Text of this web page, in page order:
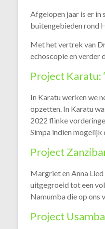
Afgelopen jaar is er in
buitengebieden rond
Met het vertrek van
echoscopie en verder
Project Karatu:
In Karatu werken we
opzetten. In Karatu
2022 flinke
Simpa indien mogelijk
Project
Margriet en Anna
uitgegroeid tot een
Namumba die op ons
Project